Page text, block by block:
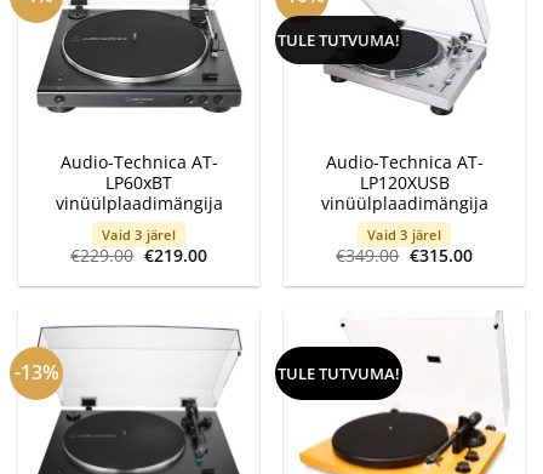
Audio-Technica AT-
LP60xBT
vinüülplaadimängija
Vaid 3 järel
€229.00 Algne
oli:
€219.00Current
is:
TULE TUTVUMA!
Audio-Technica AT-
LP120XUSB
vinüülplaadimängija
Vaid 3 järel
€349.00 Algne
oli:
€315.00Current
is:
-13% TULE TUTVUMA!